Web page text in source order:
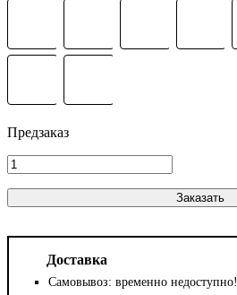
Заказать
Доставка
Самовывоз: временно недоступно!